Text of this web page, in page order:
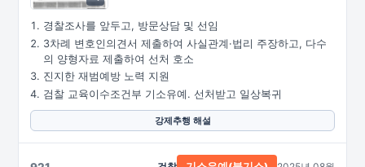
경찰조사를 앞두고, 방문상담 및 선임
3차례 변호인의견서 제출하여 사실관계·법리 주장하고, 다수
의 양형자료 제출하여 선처 호소
진지한 재범예방 노력 지원
검찰 교육이수조건부 기소유예. 선처받고 일상복귀
강제추행 해설